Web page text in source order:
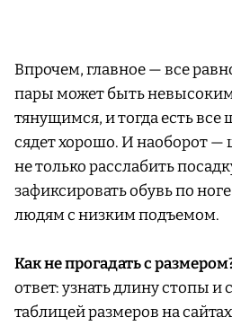
Впрочем, главное — все
пары может быть
тянущимся, и тогда есть все
сядет хорошо. И наоборот —
не только расслабить
зафиксировать обувь по
людям с низким подъемом.
Как не прогадать с
ответ: узнать длину стопы и
таблицей размеров на